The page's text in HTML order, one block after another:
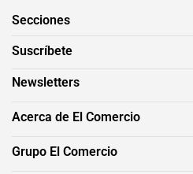
Secciones
Suscríbete
Newsletters
Acerca de El Comercio
Grupo El Comercio